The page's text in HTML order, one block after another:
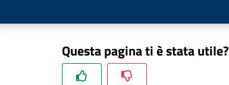
Questa pagina ti è stata utile?